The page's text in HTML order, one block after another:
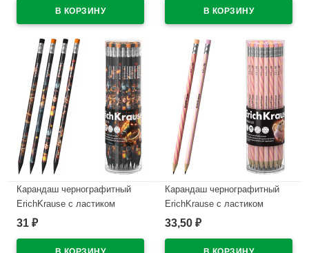
арт.65352 (Ст.50)
Карандаш чернографитный
ErichKrause с ластиком
Кубомир (Mine Block) HB
пластик арт.65314 (Ст.42)
31 ₽
Карандаш чернографитный
ErichKrause с ластиком
Прима-кошка (Prima Cat) HB
пластик арт.65385 (Ст.42)
33,50 ₽